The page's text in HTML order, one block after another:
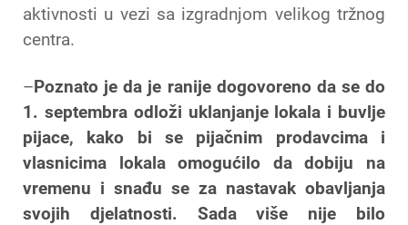
aktivnosti u vezi sa izgradnjom velikog tržnog
centra.
–Poznato je da je ranije dogovoreno da se do
1. septembra odloži uklanjanje lokala i buvlje
pijace, kako bi se pijačnim prodavcima i
vlasnicima lokala omogućilo da dobiju na
vremenu i snađu se za nastavak obavljanja
svojih djelatnosti. Sada više nije bilo